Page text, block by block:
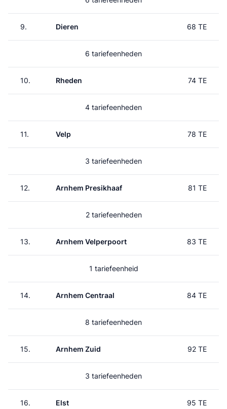
9. Dieren 68 TE
6 tariefeenheden
10. Rheden 74 TE
4 tariefeenheden
11. Velp 78 TE
3 tariefeenheden
12. Arnhem Presikhaaf 81 TE
2 tariefeenheden
13. Arnhem Velperpoort 83 TE
1 tariefeenheid
14. Arnhem Centraal 84 TE
8 tariefeenheden
15. Arnhem Zuid 92 TE
3 tariefeenheden
16. Elst 95 TE